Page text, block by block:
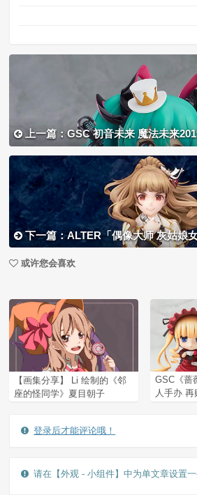
上一篇：GSC 初音未来 魔法未来
下一篇：ALTER「偶像大师 灰姑娘女孩
或许您会喜欢
【画集分享】 Li 绘制的《邻
座的怪同学》夏目朝子
GSC《蔷
人手办 再
登录后才能评论哦！
请在【外观 - 小组件】中为单文章设置